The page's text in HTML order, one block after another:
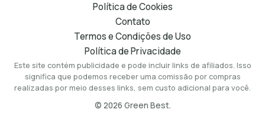
Política de Cookies
Contato
Termos e Condições de Uso
Política de Privacidade
Este site contém publicidade e pode incluir links de afiliados. Isso
significa que podemos receber uma comissão por compras
realizadas por meio desses links, sem custo adicional para você.
© 2026 Green Best.